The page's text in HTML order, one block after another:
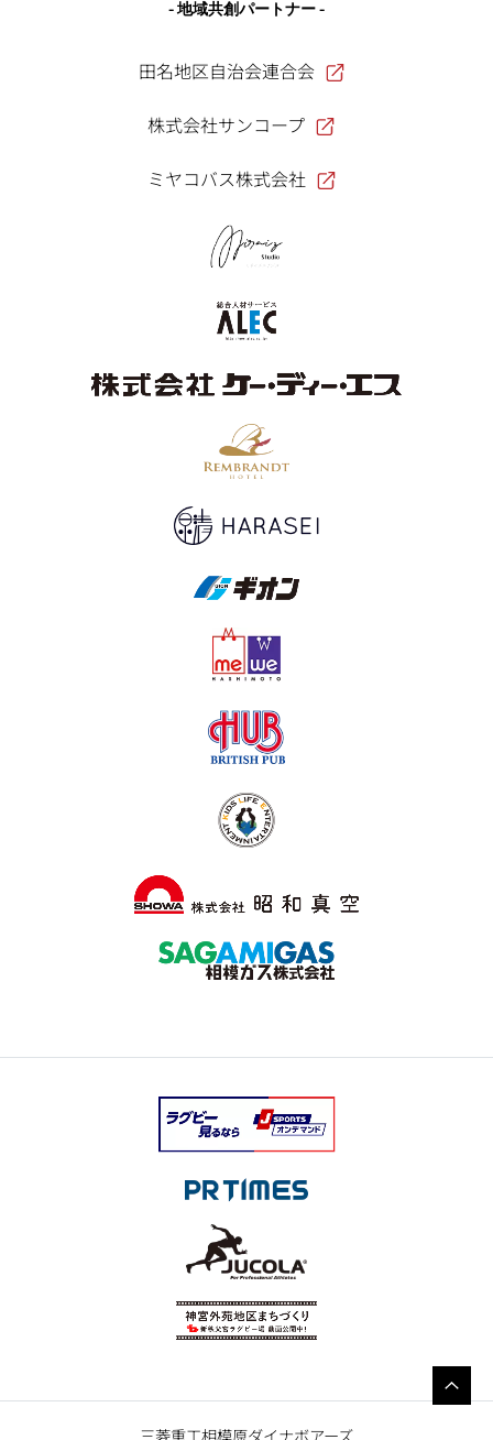
- 地域共創パートナー -
田名地区自治会連合会
株式会社サンコープ
ミヤコバス株式会社